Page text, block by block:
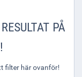
PÅ
filter här ovanför!